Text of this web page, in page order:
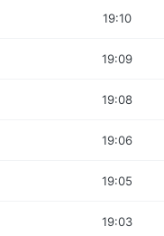
19:10
19:09
19:08
19:06
19:05
19:03